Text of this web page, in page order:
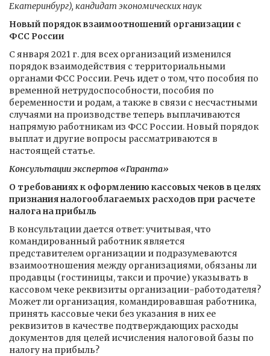
Екатеринбург), кандидат экономических наук
Новый порядок взаимоотношений организации с
ФСС России
С января 2021 г. для всех организаций изменился
порядок взаимодействия с территориальными
органами ФСС России. Речь идет о том, что пособия по
временной нетрудоспособности, пособия по
беременности и родам, а также в связи с несчастными
случаями на производстве теперь выплачиваются
напрямую работникам из ФСС России. Новый порядок
выплат и другие вопросы рассматриваются в
настоящей статье.
Консультации экспертов «Гаранта»
О требованиях к оформлению кассовых чеков в целях
признания налогооблагаемых расходов при расчете
налога на прибыль
В консультации дается ответ: учитывая, что
командированный работник является
представителем организации и подразумеваются
взаимоотношения между организациями, обязаны ли
продавцы (гостиницы, такси и прочие) указывать в
кассовом чеке реквизиты организации-работодателя?
Может ли организация, командировавшая работника,
принять кассовые чеки без указания в них ее
реквизитов в качестве подтверждающих расходы
документов для целей исчисления налоговой базы по
налогу на прибыль?